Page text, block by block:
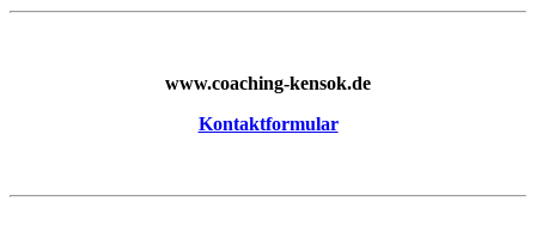
www.coaching-kensok.de
Kontaktformular